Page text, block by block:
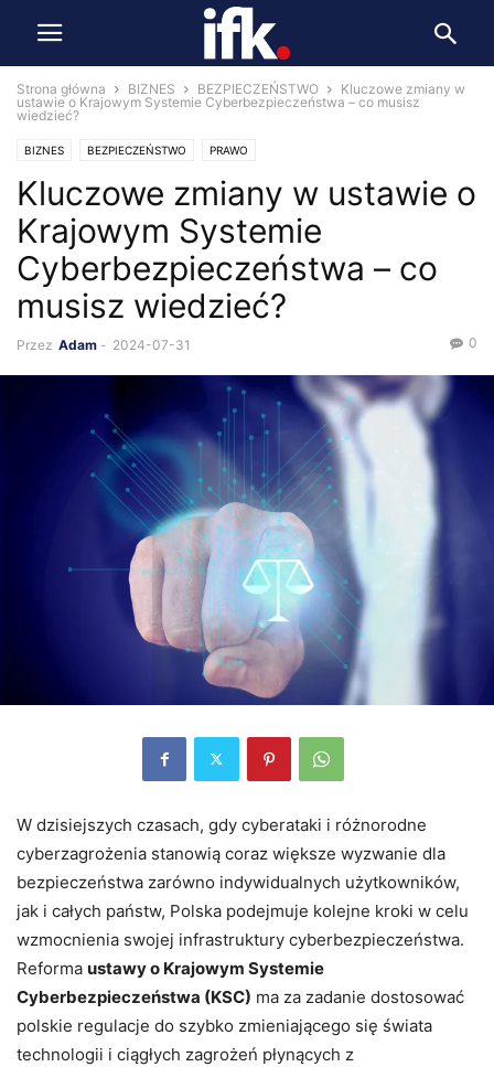
Strona główna BIZNES BEZPIECZEŃSTWO
Kluczowe zmiany w
ustawie o Krajowym Systemie Cyberbezpieczeństwa – co musisz
wiedzieć?
BIZNES BEZPIECZEŃSTWO PRAWO
Kluczowe zmiany w ustawie o
Krajowym Systemie
Cyberbezpieczeństwa – co
musisz wiedzieć?
Przez Adam - 2024-07-31 0
W dzisiejszych czasach, gdy cyberataki i różnorodne
cyberzagrożenia stanowią coraz większe wyzwanie dla
bezpieczeństwa zarówno indywidualnych użytkowników,
jak i całych państw, Polska podejmuje kolejne kroki w celu
wzmocnienia swojej infrastruktury cyberbezpieczeństwa.
Reforma ustawy o Krajowym Systemie
Cyberbezpieczeństwa (KSC) ma za zadanie dostosować
polskie regulacje do szybko zmieniającego się świata
technologii i ciągłych zagrożeń płynących z